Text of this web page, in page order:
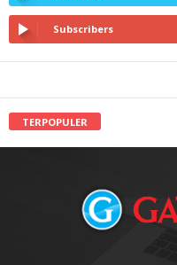
Subscribers
TERPOPULER